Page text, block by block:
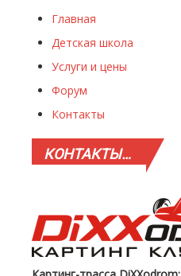
Главная
Детская школа
Услуги и цены
Форум
Контакты
КОНТАКТЫ…